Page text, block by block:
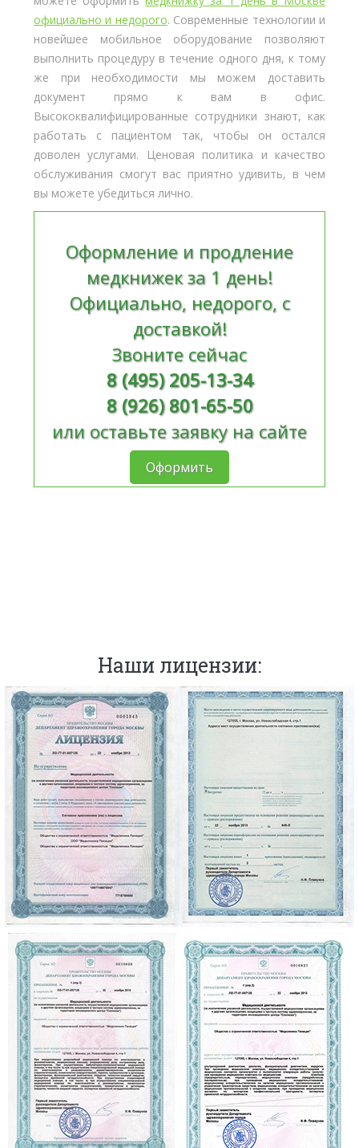
официально и недорого. Современные технологии и
новейшее мобильное оборудование позволяют
выполнить процедуру в течение одного дня, к тому
же при необходимости мы можем доставить
документ прямо к вам в офис.
Высококвалифицированные сотрудники знают, как
работать с пациентом так, чтобы он остался
доволен услугами. Ценовая политика и качество
обслуживания смогут вас приятно удивить, в чем
вы можете убедиться лично.
Оформление и продление
медкнижек за 1 день!
Официально, недорого, с
доставкой!
Звоните сейчас
8 (495) 205-13-34
8 (926) 801-65-50
или оставьте заявку на сайте
Оформить
Наши лицензии: